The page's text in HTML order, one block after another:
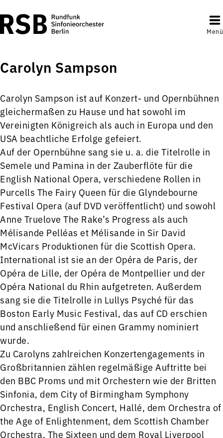
Menü
Carolyn Sampson
Carolyn Sampson ist auf Konzert- und Opernbühnen
gleichermaßen zu Hause und hat sowohl im
Vereinigten Königreich als auch in Europa und den
USA beachtliche Erfolge gefeiert.
Auf der Opernbühne sang sie u. a. die Titelrolle in
Semele und Pamina in der Zauberflöte für die
English National Opera, verschiedene Rollen in
Purcells The Fairy Queen für die Glyndebourne
Festival Opera (auf DVD veröffentlicht) und sowohl
Anne Truelove The Rake’s Progress als auch
Mélisande Pelléas et Mélisande in Sir David
McVicars Produktionen für die Scottish Opera.
International ist sie an der Opéra de Paris, der
Opéra de Lille, der Opéra de Montpellier und der
Opéra National du Rhin aufgetreten. Außerdem
sang sie die Titelrolle in Lullys Psyché für das
Boston Early Music Festival, das auf CD erschien
und anschließend für einen Grammy nominiert
wurde.
Zu Carolyns zahlreichen Konzertengagements in
Großbritannien zählen regelmäßige Auftritte bei
den BBC Proms und mit Orchestern wie der Britten
Sinfonia, dem City of Birmingham Symphony
Orchestra, English Concert, Hallé, dem Orchestra of
the Age of Enlightenment, dem Scottish Chamber
Orchestra, The Sixteen und dem Royal Liverpool